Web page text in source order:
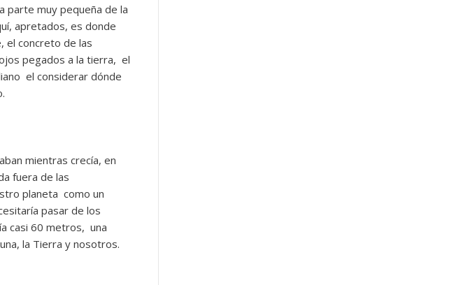
parte muy pequeña de la
apretados, es donde
el concreto de las
pegados a la tierra, el
el considerar dónde
mientras crecía, en
fuera de las
planeta como un
pasar de los
casi 60 metros, una
la Tierra y nosotros.